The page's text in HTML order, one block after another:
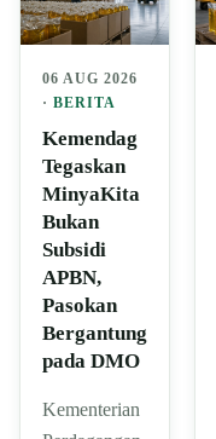
06 AUG 2026
· BERITA
Kemendag
Tegaskan
MinyaKita
Bukan
Subsidi
APBN,
Pasokan
Bergantung
pada DMO
Kementerian